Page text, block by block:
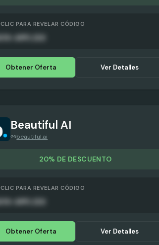
CLIC PARA REVELAR CÓDIGO
Obtener Oferta Ver Detalles
Beautiful AI
beautiful.ai
20% DE DESCUENTO
CLIC PARA REVELAR CÓDIGO
Obtener Oferta Ver Detalles